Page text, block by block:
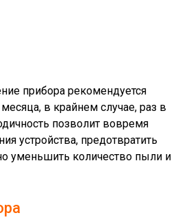
прибора рекомендуется
в крайнем случае, раз в
позволит вовремя
устройства, предотвратить
уменьшить количество пыли и